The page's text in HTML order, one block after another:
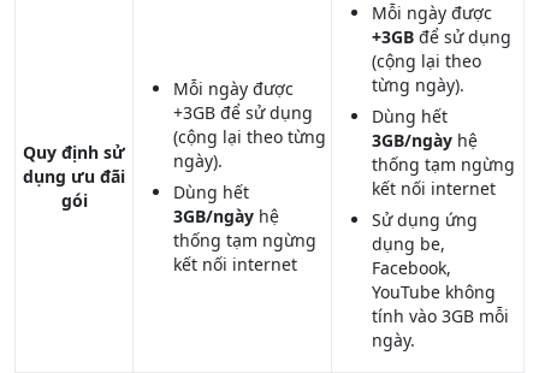
Quy định sử
dụng ưu đãi
gói
Mỗi ngày được
+3GB để sử dụng
(cộng lại theo từng
ngày).
Dùng hết
3GB/ngày hệ
thống tạm ngừng
kết nối internet
Mỗi ngày được
+3GB để sử dụng
(cộng lại theo
từng ngày).
Dùng hết
3GB/ngày hệ
thống tạm ngừng
kết nối internet
Sử dụng ứng
dụng be,
Facebook,
YouTube không
tính vào 3GB mỗi
ngày.